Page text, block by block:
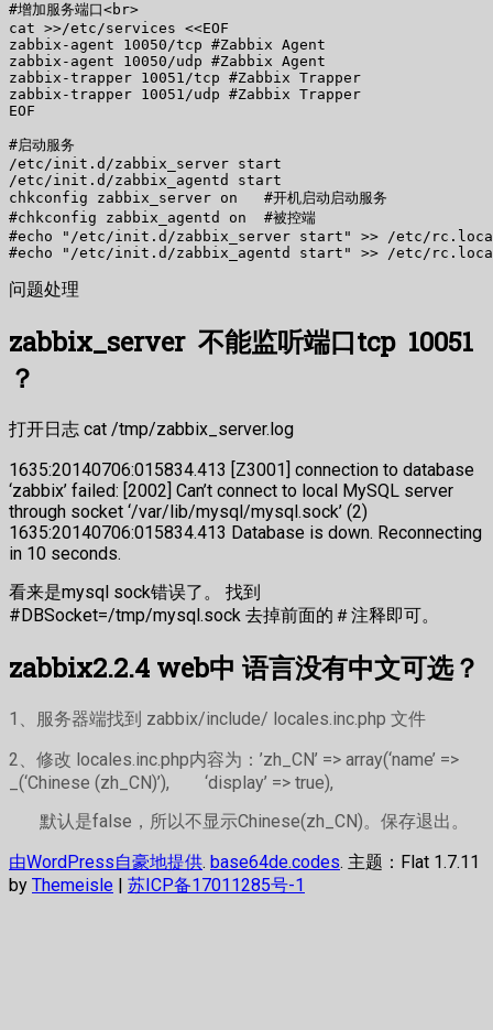
#增加服务端口<br>
cat >>/etc/services <<EOF
zabbix-agent 10050/tcp #Zabbix Agent
zabbix-agent 10050/udp #Zabbix Agent
zabbix-trapper 10051/tcp #Zabbix Trapper
zabbix-trapper 10051/udp #Zabbix Trapper
EOF
#启动服务
/etc/init.d/zabbix_server start
/etc/init.d/zabbix_agentd start
chkconfig zabbix_server on   #开机启动启动服务
#chkconfig zabbix_agentd on  #被控端
#echo "/etc/init.d/zabbix_server start" >> /etc/
#echo "/etc/init.d/zabbix_agentd start" >> /etc/
问题处理
zabbix_server 不能监听端口tcp 10051
？
打开日志 cat /tmp/zabbix_server.log
1635:20140706:015834.413 [Z3001] connection to database
‘zabbix’ failed: [2002] Can’t connect to local MySQL server
through socket ‘/var/lib/mysql/mysql.sock’ (2)
1635:20140706:015834.413 Database is down. Reconnecting
in 10 seconds.
看来是mysql sock错误了。 找到
#DBSocket=/tmp/mysql.sock 去掉前面的＃注释即可。
zabbix2.2.4 web中 语言没有中文可选？
1、服务器端找到 zabbix/include/ locales.inc.php 文件
2、修改 locales.inc.php内容为：’zh_CN’ => array(‘name’ =>
_(‘Chinese (zh_CN)’), ‘display’ => true),
默认是false，所以不显示Chinese(zh_CN)。保存退出。
由WordPress自豪地提供. base64de.codes. 主题：Flat 1.7.11
by Themeisle | 苏ICP备17011285号-1